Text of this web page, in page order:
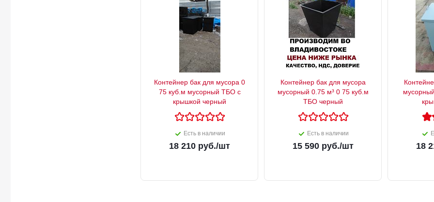
Контейнер бак для мусора 0
75 куб.м мусорный ТБО с
крышкой черный
Есть в наличии
18 210 руб./шт
Контейнер бак для мусора
мусорный 0.75 м³ 0 75 куб.м
ТБО черный
Есть в наличии
15 590 руб./шт 18